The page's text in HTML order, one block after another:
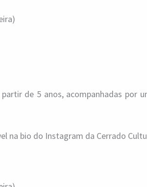
de 5 anos, acompanhadas por
na bio do Instagram da Cerrado